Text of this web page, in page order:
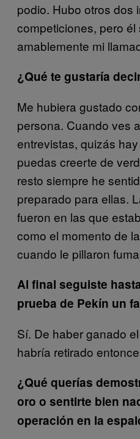
podio. Hubo otros dos
competiciones, pero
amablemente mi
¿Qué te gustaría
Me hubiera gustado
persona. Cuando ves
entrevistas, quizás
puedas creerte de
resto siempre he
preparado para ellas.
fueron en las que
como el momento de
cuando le pillaron
Al final seguiste
prueba de Pekín un
Sí. De haber ganado
habría retirado
¿Qué querías
oro o sentirte bien
operación en la